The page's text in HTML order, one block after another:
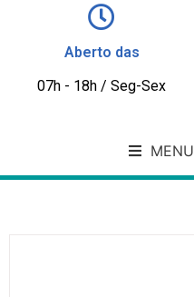
Aberto das
07h - 18h / Seg-Sex
MENU